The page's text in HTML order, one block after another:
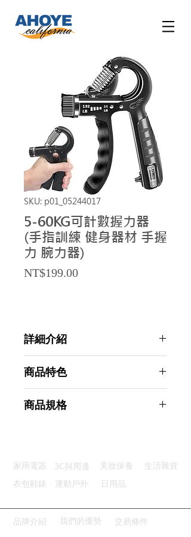
SKU: p01_05244017
5-60KG可計數握力器
(手指訓練 健身器材 手握
力 腕力器)
NT$199.00Price
詳細介紹
商品特色
多功鍛鍊：全方位鍛鍊手部肌肉
商品規格
主要材質：PP
商品尺寸：16.5*11*2.3cm
產地名稱：中國大陸
代理商：亞桓有限公司
家用電器 3C與周邊 美妝保養
生活雜貨
衣包鞋錶
運動戶外 日用品
品牌介紹 我們的優勢 交易條件